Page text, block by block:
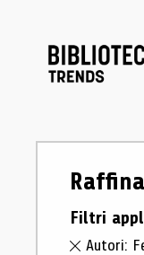
Filtri
Autori: